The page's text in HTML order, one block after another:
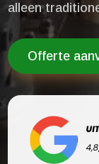
alleen
Offerte